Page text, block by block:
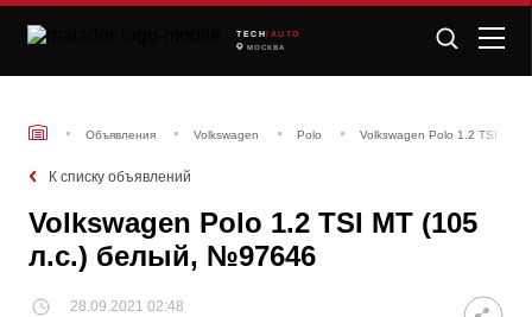
TECH /AUTO
МОСКВА
Объявления Volkswagen Polo Volkswagen Polo 1.2 TSI MT
К списку объявлений
Volkswagen Polo 1.2 TSI MT (105
л.с.) белый, №97646
28.09.2021 02:48